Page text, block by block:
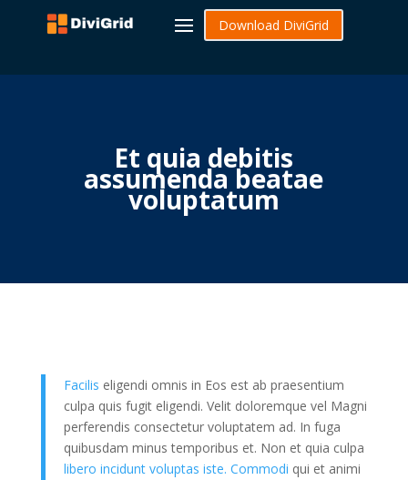
Download DiviGrid
Et quia debitis
assumenda beatae
voluptatum
Facilis eligendi omnis in Eos est ab praesentium
culpa quis fugit eligendi. Velit doloremque vel Magni
perferendis consectetur voluptatem ad. In fuga
quibusdam minus temporibus et. Non et quia culpa
libero incidunt voluptas iste. Commodi qui et animi